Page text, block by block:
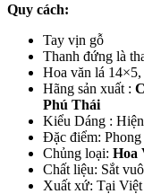
Quy cách:
Tay vịn gỗ
Thanh đứng là
Hoa văn lá 14×5,
Hãng sản xuất :
Phú Thái
Kiểu Dáng :
Đặc điểm:
Chủng loại: Hoa
Chất liệu: Sắt
Xuất xứ: Tại